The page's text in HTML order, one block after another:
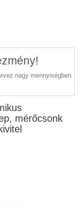
nagy mennyiségben
mérőcsonk